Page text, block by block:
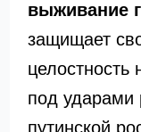
выживание
защищает
целостность
под ударами
путинской